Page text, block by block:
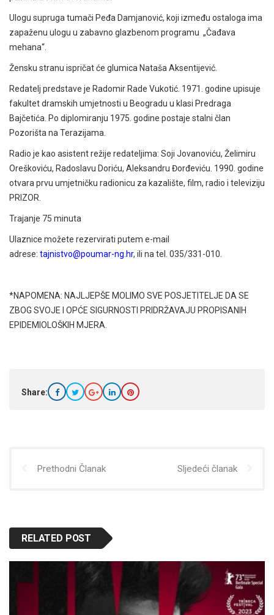
Ulogu supruga tumači Peđa Damjanović, koji između ostaloga ima
zapaženu ulogu u zabavno glazbenom programu „Čađava
mehana“.
Žensku stranu ispričat će glumica Nataša Aksentijević.
Redatelj predstave je Radomir Rade Vukotić. 1971. godine upisuje
fakultet dramskih umjetnosti u Beogradu u klasi Predraga
Bajčetića. Po diplomiranju 1975. godine postaje stalni član
Pozorišta na Terazijama.
Radio je kao asistent režije redateljima: Soji Jovanoviću, Želimiru
Oreškoviću, Radoslavu Doriću, Aleksandru Đorđeviću. 1990. godine
otvara prvu umjetničku radionicu za kazalište, film, radio i televiziju
PRIZOR.
Trajanje 75 minuta
Ulaznice možete rezervirati putem e-mail
adrese: tajnistvo@poumar-ng.hr, ili na tel. 035/331-010.
*NAPOMENA: NAJLJEPŠE MOLIMO SVE POSJETITELJE DA SE
ZBOG SVOJE I OPĆE SIGURNOSTI PRIDRŽAVAJU PROPISANIH
EPIDEMIOLOŠKIH MJERA.
Share:
Prethodni Članak Sljedeći članak
RELATED POST